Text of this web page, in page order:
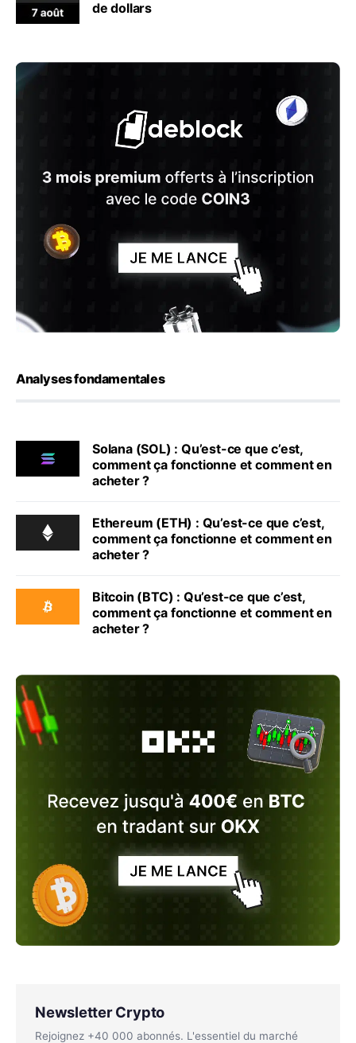
de dollars
Analyses fondamentales
Solana (SOL) : Qu’est-ce que c’est,
comment ça fonctionne et comment en
acheter ?
Ethereum (ETH) : Qu’est-ce que c’est,
comment ça fonctionne et comment en
acheter ?
Bitcoin (BTC) : Qu’est-ce que c’est,
comment ça fonctionne et comment en
acheter ?
Newsletter Crypto
Rejoignez +40 000 abonnés. L'essentiel du marché